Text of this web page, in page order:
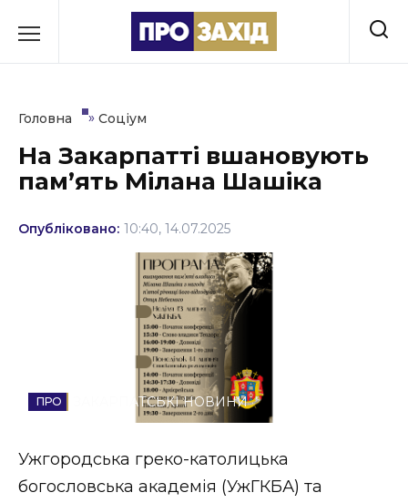
до
Культура
Освіта
Втрачений Ужгород
Головна » Соціум
На Закарпатті вшановують
памʼять Мілана Шашіка
Опубліковано: 10:40, 14.07.2025
ЗАКАРПАТСЬКІ НОВИНИ
Ужгородська греко-католицька
богословська академія (УжГКБА) та